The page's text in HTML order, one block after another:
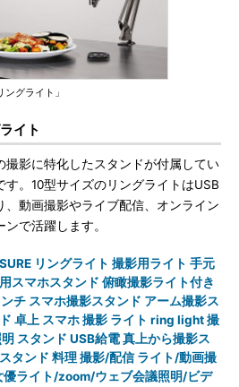
グライト」
イト
影に特化したスタンドが付属してい
。10型サイズのリングライトはUSB
、動画撮影やライブ配信、オンライン
で活躍します。
リングライト 撮影用ライト 手元
スマホスタンド 俯瞰撮影ライト付き
チ スマホ撮影スタンド アーム撮影ス
卓上 スマホ 撮影 ライト ring light 撮
スタンド USB給電 真上から撮影ス
タンド 料理 撮影/配信 ライト/動画撮
優ライト/zoom/ウェブ会議照明/ビデ